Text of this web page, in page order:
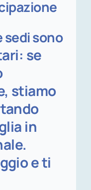
sedi sono
se
stiamo
in
e ti